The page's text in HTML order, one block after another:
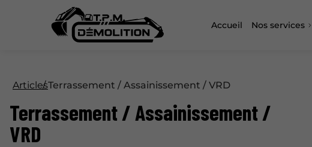
Accueil Nos services
ArticlesTerrassement / Assainissement / VRD
Terrassement / Assainissement /
VRD